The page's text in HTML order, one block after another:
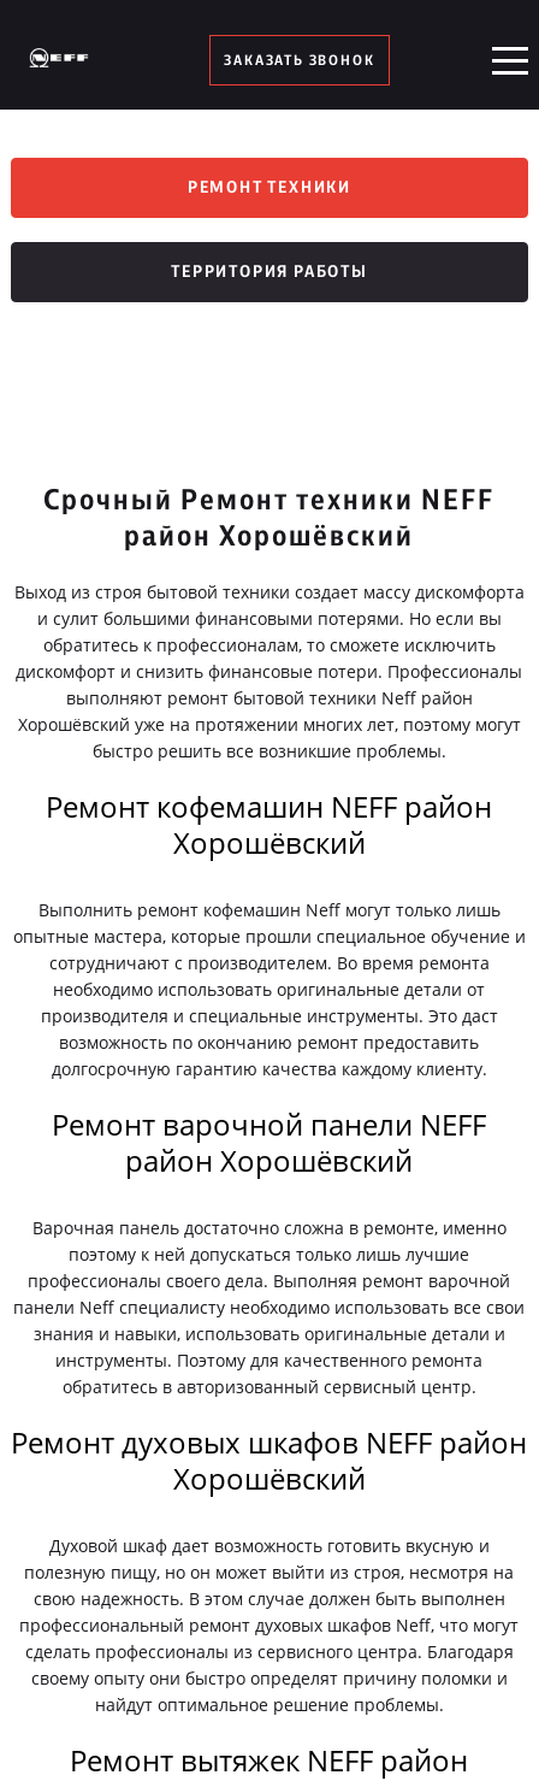
ЗАКАЗАТЬ ЗВОНОК
РЕМОНТ ТЕХНИКИ
ТЕРРИТОРИЯ РАБОТЫ
Срочный Ремонт техники NEFF
район Хорошёвский
Выход из строя бытовой техники создает массу дискомфорта
и сулит большими финансовыми потерями. Но если вы
обратитесь к профессионалам, то сможете исключить
дискомфорт и снизить финансовые потери. Профессионалы
выполняют ремонт бытовой техники Neff район
Хорошёвский уже на протяжении многих лет, поэтому могут
быстро решить все возникшие проблемы.
Ремонт кофемашин NEFF район
Хорошёвский
Выполнить ремонт кофемашин Neff могут только лишь
опытные мастера, которые прошли специальное обучение и
сотрудничают с производителем. Во время ремонта
необходимо использовать оригинальные детали от
производителя и специальные инструменты. Это даст
возможность по окончанию ремонт предоставить
долгосрочную гарантию качества каждому клиенту.
Ремонт варочной панели NEFF
район Хорошёвский
Варочная панель достаточно сложна в ремонте, именно
поэтому к ней допускаться только лишь лучшие
профессионалы своего дела. Выполняя ремонт варочной
панели Neff специалисту необходимо использовать все свои
знания и навыки, использовать оригинальные детали и
инструменты. Поэтому для качественного ремонта
обратитесь в авторизованный сервисный центр.
Ремонт духовых шкафов NEFF район
Хорошёвский
Духовой шкаф дает возможность готовить вкусную и
полезную пищу, но он может выйти из строя, несмотря на
свою надежность. В этом случае должен быть выполнен
профессиональный ремонт духовых шкафов Neff, что могут
сделать профессионалы из сервисного центра. Благодаря
своему опыту они быстро определят причину поломки и
найдут оптимальное решение проблемы.
Ремонт вытяжек NEFF район